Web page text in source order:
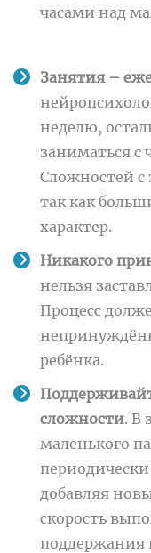
часами над
Занятия –
неделю,
заниматься с
Сложностей
так как
характер.
Никакого
нельзя
Процесс
ребёнка.
сложности. В
маленького
добавляя
скорость
поддержания